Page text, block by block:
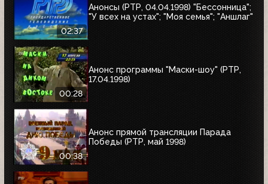
02:37
Анонсы (РТР, 04.04.1998) "Бессонница";
"У всех на устах"; "Моя семья"; "Аншлаг"
00:28
Анонс программы "Маски-шоу" (РТР,
17.04.1998)
00:38
Анонс прямой трансляции Парада
Победы (РТР, май 1998)